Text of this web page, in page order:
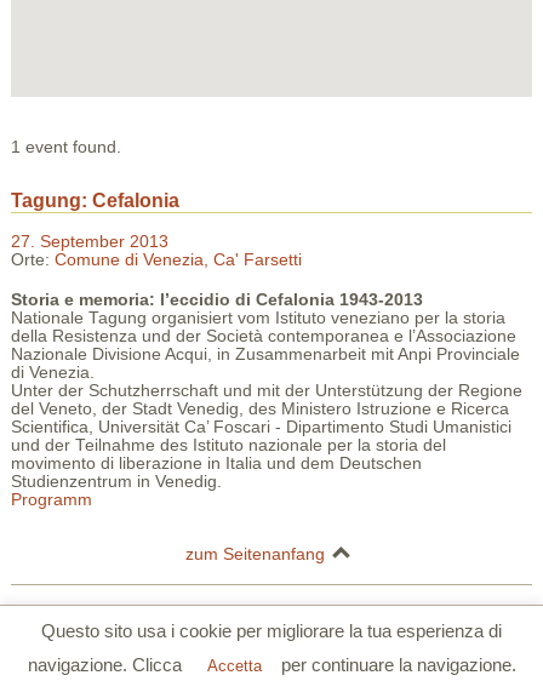
1 event found.
Tagung: Cefalonia
27. September 2013
Orte: Comune di Venezia, Ca' Farsetti
Storia e memoria: l’eccidio di Cefalonia1943-2013
Nationale Tagung organisiert vom Istituto veneziano per la storia
della Resistenza und der Società contemporanea e l’Associazione
Nazionale Divisione Acqui, in Zusammenarbeit mit Anpi Provinciale
di Venezia.
Unter der Schutzherrschaft und mit der Unterstützung der Regione
del Veneto, der Stadt Venedig, des Ministero Istruzione e Ricerca
Scientifica, Universität Ca’ Foscari - Dipartimento Studi Umanistici
und der Teilnahme des Istituto nazionale per la storia del
movimento di liberazione in Italia und dem Deutschen
Studienzentrum in Venedig.
Programm
zum Seitenanfang
S.Polo 2765/a Calle Corner 30125 Venezia
Tel. 0039 041 5206355 | Fax. 0039 041 5206780 |www.dszv.it|
Questo sito usa i cookie per migliorare la tua esperienza di
navigazione. Clicca
Accetta per continuare la navigazione.